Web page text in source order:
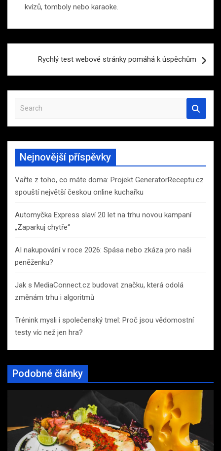
kvízů, tomboly nebo karaoke.
Rychlý test webové stránky pomáhá k úspěchům
a
r
h
Nejnovější příspěvky
Vařte z toho, co máte doma: Projekt GeneratorReceptu.cz
spouští největší českou online kuchařku
Automyčka Express slaví 20 let na trhu novou kampaní
„Zaparkuj chytře“
AI nakupování v roce 2026: Spása nebo zkáza pro naši
peněženku?
Jak s MediaConnect.cz budovat značku, která odolá
změnám trhu i algoritmů
Trénink mysli i společenský tmel: Proč jsou vědomostní
testy víc než jen hra?
Podobné články